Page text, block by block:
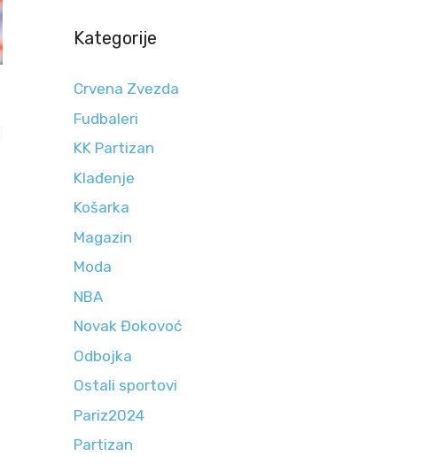
Kategorije
Crvena Zvezda
Fudbaleri
KK Partizan
Klađenje
Košarka
Magazin
Moda
NBA
Novak Đokovoć
Odbojka
Ostali sportovi
Pariz2024
Partizan